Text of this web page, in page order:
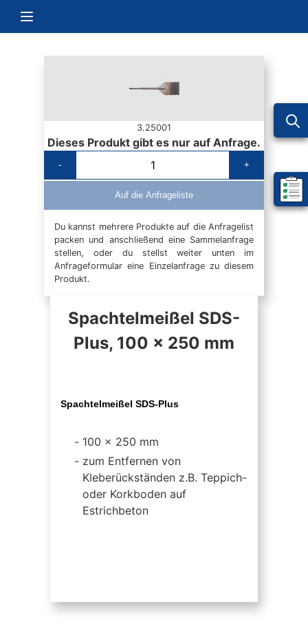
Navigation umschalten
Mein
3.25001
Dieses Produkt gibt es nur auf Anfrage.
- +
Auf die Anfrageliste
Du kannst mehrere Produkte auf die Anfragelist
packen und anschließend eine Sammelanfrage
stellen, oder du stellst weiter unten im
Anfrageformular eine Einzelanfrage zu diesem
Produkt.
Spachtelmeißel SDS-
Plus, 100 x 250 mm
Spachtelmeißel SDS-Plus
100 x 250 mm
zum Entfernen von
Kleberückständen z.B. Teppich-
oder Korkboden auf
Estrichbeton